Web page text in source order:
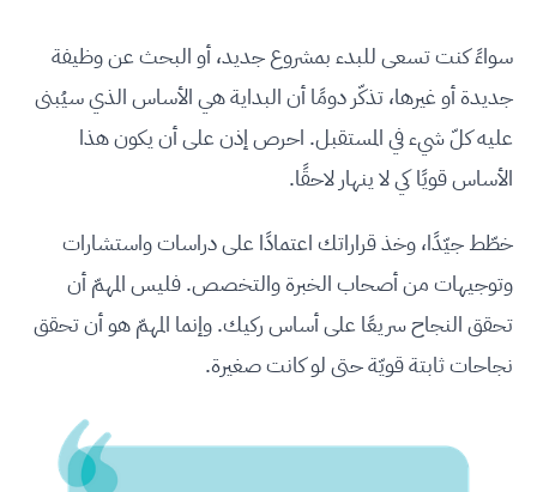
سواءً كنت تسعى للبدء بمشروع جديد، أو البحث عن وظيفة
جديدة أو غيرها، تذكّر دومًا أن البداية هي الأساس الذي سيُبنى
عليه كلّ شيء في المستقبل. احرص إذن على أن يكون هذا
الأساس قويًا كي لا ينهار لاحقًا.
خطّط جيّدًا، وخذ قراراتك اعتمادًا على دراسات واستشارات
وتوجيهات من أصحاب الخبرة والتخصص. فليس المهمّ أن
تحقق النجاح سريعًا على أساس ركيك. وإنما المهمّ هو أن تحقق
نجاحات ثابتة قويّة حتى لو كانت صغيرة.